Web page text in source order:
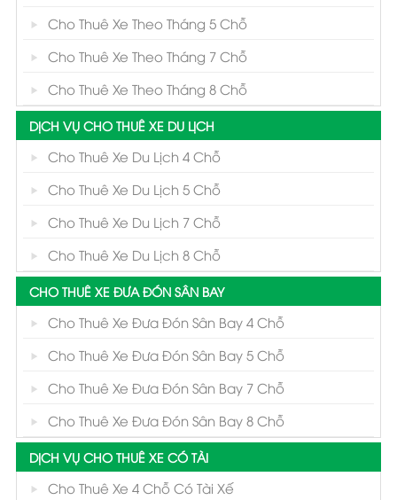
Cho Thuê Xe Theo Tháng 5 Chỗ
Cho Thuê Xe Theo Tháng 7 Chỗ
Cho Thuê Xe Theo Tháng 8 Chỗ
DỊCH VỤ CHO THUÊ XE DU LỊCH
Cho Thuê Xe Du Lịch 4 Chỗ
Cho Thuê Xe Du Lịch 5 Chỗ
Cho Thuê Xe Du Lịch 7 Chỗ
Cho Thuê Xe Du Lịch 8 Chỗ
CHO THUÊ XE ĐƯA ĐÓN SÂN BAY
Cho Thuê Xe Đưa Đón Sân Bay 4 Chỗ
Cho Thuê Xe Đưa Đón Sân Bay 5 Chỗ
Cho Thuê Xe Đưa Đón Sân Bay 7 Chỗ
Cho Thuê Xe Đưa Đón Sân Bay 8 Chỗ
DỊCH VỤ CHO THUÊ XE CÓ TÀI
Cho Thuê Xe 4 Chỗ Có Tài Xế